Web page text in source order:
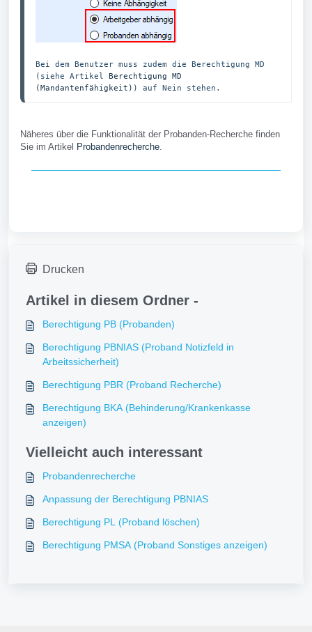
Bei dem Benutzer muss zudem die Berechtigung MD
(siehe Artikel Berechtigung MD
(Mandantenfähigkeit) ) auf Nein stehen.
Näheres über die Funktionalität der Probanden-Recherche finden
Sie im Artikel Probandenrecherche.
Drucken
Artikel in diesem Ordner -
Berechtigung PB (Probanden)
Berechtigung PBNIAS (Proband Notizfeld in
Arbeitssicherheit)
Berechtigung PBR (Proband Recherche)
Berechtigung BKA (Behinderung/Krankenkasse
anzeigen)
Vielleicht auch interessant
Probandenrecherche
Anpassung der Berechtigung PBNIAS
Berechtigung PL (Proband löschen)
Berechtigung PMSA (Proband Sonstiges anzeigen)